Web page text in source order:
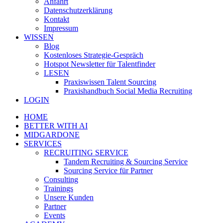
Datenschutzerklärung
Kontakt
Impressum
WISSEN
Blog
Kostenloses Strategie-Gespräch
Hotspot Newsletter für Talentfinder
LESEN
Praxiswissen Talent Sourcing
Praxishandbuch Social Media Recruiting
LOGIN
HOME
BETTER WITH AI
MIDGARDONE
SERVICES
RECRUITING SERVICE
Tandem Recruiting & Sourcing Service
Sourcing Service für Partner
Consulting
Trainings
Unsere Kunden
Partner
Events